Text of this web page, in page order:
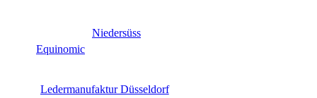
Niedersüss
Equinomic
Ledermanufaktur Düsseldorf